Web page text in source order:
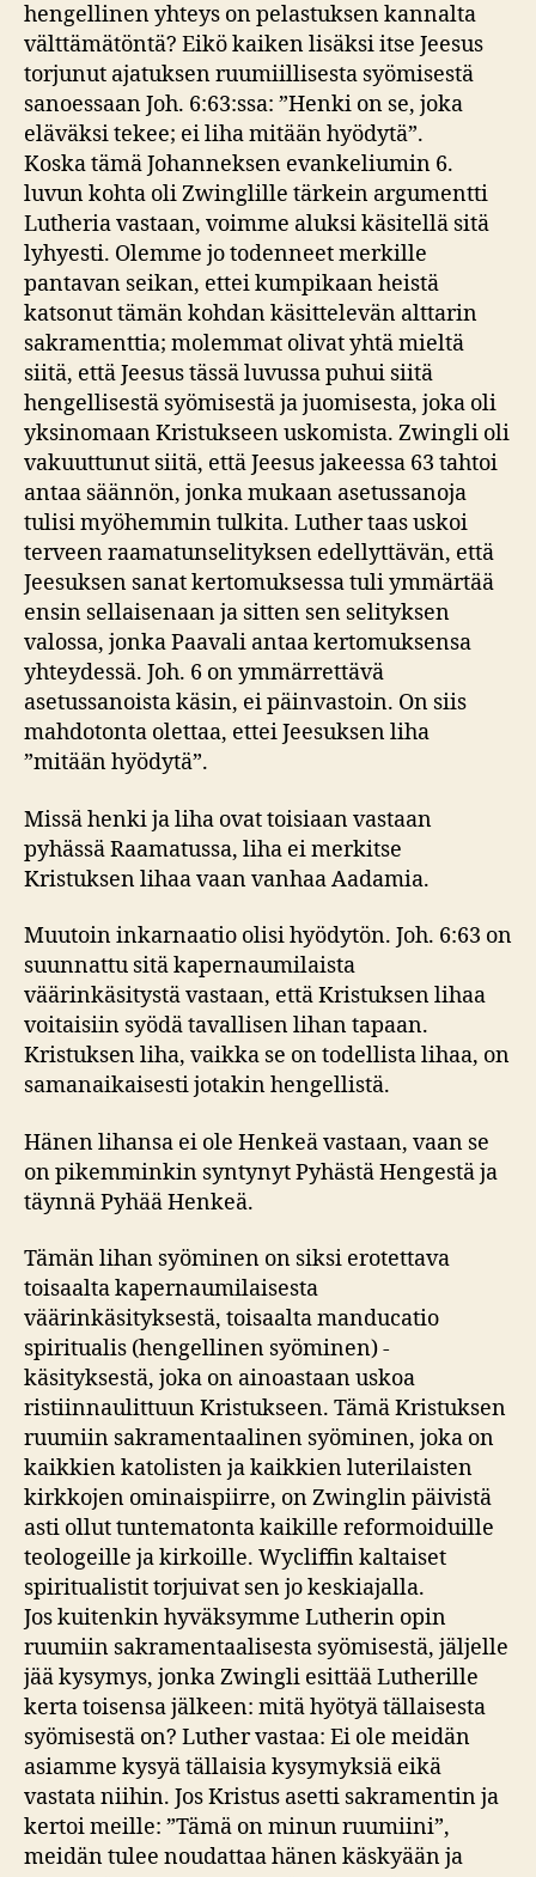
hengellinen yhteys on pelastuksen kannalta
välttämätöntä? Eikö kaiken lisäksi itse Jeesus
torjunut ajatuksen ruumiillisesta syömisestä
sanoessaan Joh. 6:63:ssa: ”Henki on se, joka
eläväksi tekee; ei liha mitään hyödytä”.
Koska tämä Johanneksen evankeliumin 6.
luvun kohta oli Zwinglille tärkein argumentti
Lutheria vastaan, voimme aluksi käsitellä sitä
lyhyesti. Olemme jo todenneet merkille
pantavan seikan, ettei kumpikaan heistä
katsonut tämän kohdan käsittelevän alttarin
sakramenttia; molemmat olivat yhtä mieltä
siitä, että Jeesus tässä luvussa puhui siitä
hengellisestä syömisestä ja juomisesta, joka oli
yksinomaan Kristukseen uskomista. Zwingli oli
vakuuttunut siitä, että Jeesus jakeessa 63 tahtoi
antaa säännön, jonka mukaan asetussanoja
tulisi myöhemmin tulkita. Luther taas uskoi
terveen raamatunselityksen edellyttävän, että
Jeesuksen sanat kertomuksessa tuli ymmärtää
ensin sellaisenaan ja sitten sen selityksen
valossa, jonka Paavali antaa kertomuksensa
yhteydessä. Joh. 6 on ymmärrettävä
asetussanoista käsin, ei päinvastoin. On siis
mahdotonta olettaa, ettei Jeesuksen liha
”mitään hyödytä”.
Missä henki ja liha ovat toisiaan vastaan
pyhässä Raamatussa, liha ei merkitse
Kristuksen lihaa vaan vanhaa Aadamia.
Muutoin inkarnaatio olisi hyödytön. Joh. 6:63 on
suunnattu sitä kapernaumilaista
väärinkäsitystä vastaan, että Kristuksen lihaa
voitaisiin syödä tavallisen lihan tapaan.
Kristuksen liha, vaikka se on todellista lihaa, on
samanaikaisesti jotakin hengellistä.
Hänen lihansa ei ole Henkeä vastaan, vaan se
on pikemminkin syntynyt Pyhästä Hengestä ja
täynnä Pyhää Henkeä.
Tämän lihan syöminen on siksi erotettava
toisaalta kapernaumilaisesta
väärinkäsityksestä, toisaalta manducatio
spiritualis (hengellinen syöminen) -
käsityksestä, joka on ainoastaan uskoa
ristiinnaulittuun Kristukseen. Tämä Kristuksen
ruumiin sakramentaalinen syöminen, joka on
kaikkien katolisten ja kaikkien luterilaisten
kirkkojen ominaispiirre, on Zwinglin päivistä
asti ollut tuntematonta kaikille reformoiduille
teologeille ja kirkoille. Wycliffin kaltaiset
spiritualistit torjuivat sen jo keskiajalla.
Jos kuitenkin hyväksymme Lutherin opin
ruumiin sakramentaalisesta syömisestä, jäljelle
jää kysymys, jonka Zwingli esittää Lutherille
kerta toisensa jälkeen: mitä hyötyä tällaisesta
syömisestä on? Luther vastaa: Ei ole meidän
asiamme kysyä tällaisia kysymyksiä eikä
vastata niihin. Jos Kristus asetti sakramentin ja
kertoi meille: ”Tämä on minun ruumiini”,
meidän tulee noudattaa hänen käskyään ja